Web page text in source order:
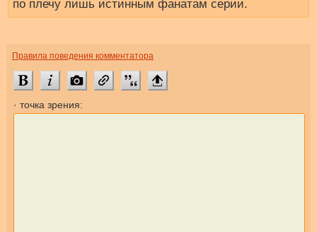
по плечу лишь истинным фанатам серии.
Правила поведения комментатора
· точка зрения: